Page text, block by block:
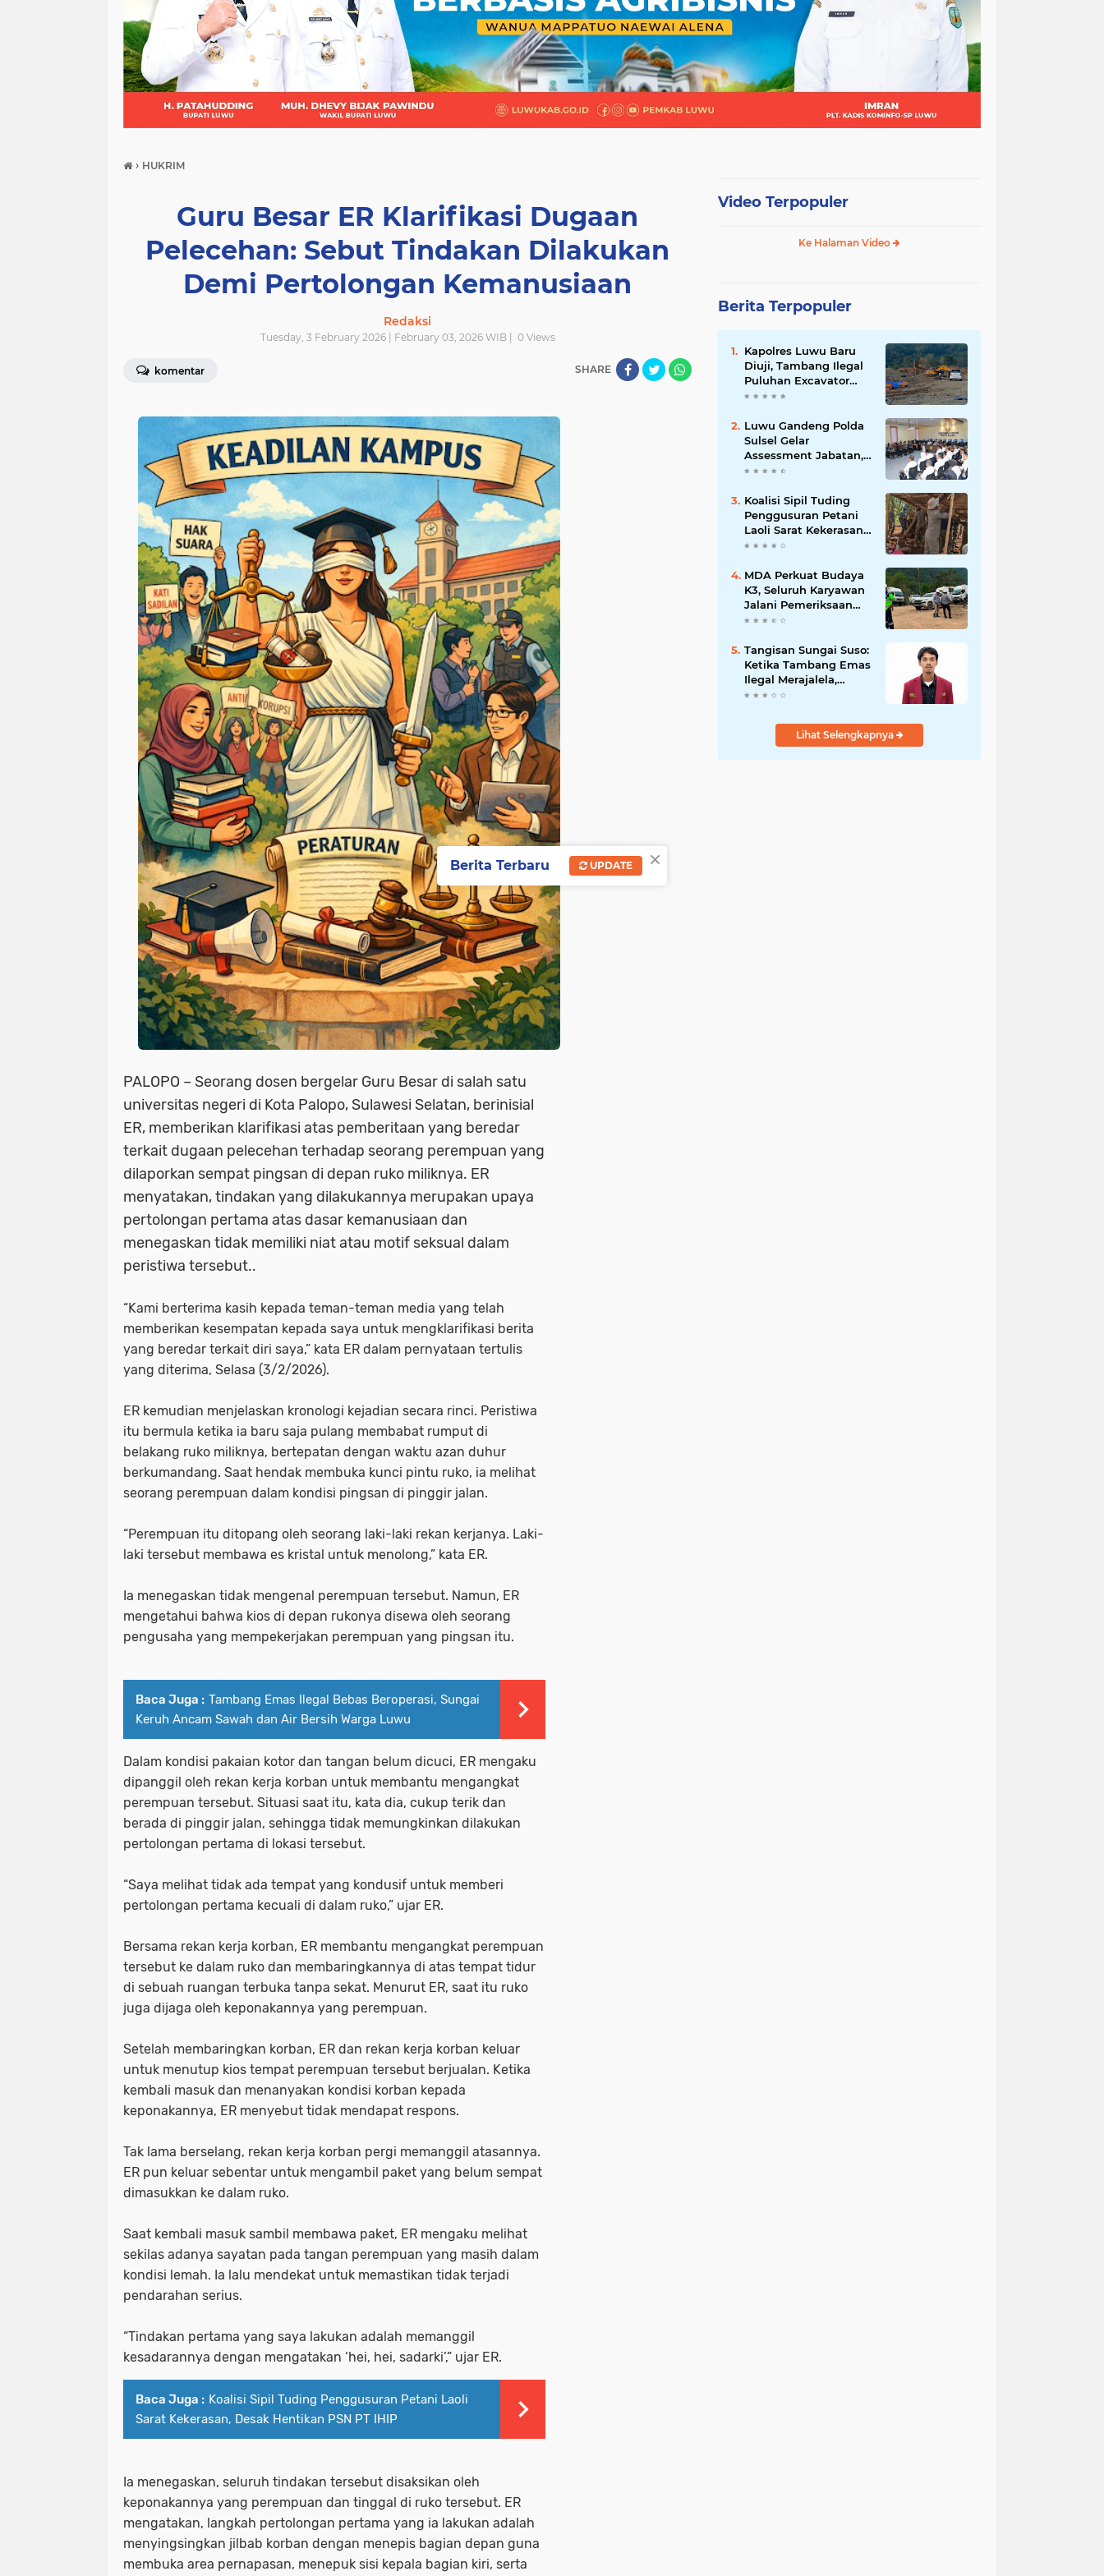
(21) (9) (7)
› HUKRIM
Guru Besar ER Klarifikasi Dugaan
Pelecehan: Sebut Tindakan Dilakukan
Demi Pertolongan Kemanusiaan
Redaksi
Tuesday, 3 February 2026 | February 03, 2026 WIB | 0Views
komentar SHARE
PALOPO – Seorang dosen bergelar Guru Besar di salah satu
universitas negeri di Kota Palopo, Sulawesi Selatan, berinisial
ER, memberikan klarifikasi atas pemberitaan yang beredar
terkait dugaan pelecehan terhadap seorang perempuan yang
dilaporkan sempat pingsan di depan ruko miliknya. ER
menyatakan, tindakan yang dilakukannya merupakan upaya
pertolongan pertama atas dasar kemanusiaan dan
menegaskan tidak memiliki niat atau motif seksual dalam
peristiwa tersebut..
“Kami berterima kasih kepada teman-teman media yang telah
memberikan kesempatan kepada saya untuk mengklarifikasi berita
yang beredar terkait diri saya,” kata ER dalam pernyataan tertulis
yang diterima, Selasa (3/2/2026).
ER kemudian menjelaskan kronologi kejadian secara rinci. Peristiwa
itu bermula ketika ia baru saja pulang membabat rumput di
belakang ruko miliknya, bertepatan dengan waktu azan duhur
berkumandang. Saat hendak membuka kunci pintu ruko, ia melihat
seorang perempuan dalam kondisi pingsan di pinggir jalan.
“Perempuan itu ditopang oleh seorang laki-laki rekan kerjanya. Laki-
laki tersebut membawa es kristal untuk menolong,” kata ER.
Ia menegaskan tidak mengenal perempuan tersebut. Namun, ER
mengetahui bahwa kios di depan rukonya disewa oleh seorang
pengusaha yang mempekerjakan perempuan yang pingsan itu.
Baca Juga : Tambang Emas Ilegal Bebas Beroperasi, Sungai
Keruh Ancam Sawah dan Air Bersih Warga Luwu
Dalam kondisi pakaian kotor dan tangan belum dicuci, ER mengaku
dipanggil oleh rekan kerja korban untuk membantu mengangkat
perempuan tersebut. Situasi saat itu, kata dia, cukup terik dan
berada di pinggir jalan, sehingga tidak memungkinkan dilakukan
pertolongan pertama di lokasi tersebut.
“Saya melihat tidak ada tempat yang kondusif untuk memberi
pertolongan pertama kecuali di dalam ruko,” ujar ER.
Bersama rekan kerja korban, ER membantu mengangkat perempuan
tersebut ke dalam ruko dan membaringkannya di atas tempat tidur
di sebuah ruangan terbuka tanpa sekat. Menurut ER, saat itu ruko
juga dijaga oleh keponakannya yang perempuan.
Setelah membaringkan korban, ER dan rekan kerja korban keluar
untuk menutup kios tempat perempuan tersebut berjualan. Ketika
kembali masuk dan menanyakan kondisi korban kepada
keponakannya, ER menyebut tidak mendapat respons.
Tak lama berselang, rekan kerja korban pergi memanggil atasannya.
ER pun keluar sebentar untuk mengambil paket yang belum sempat
dimasukkan ke dalam ruko.
Saat kembali masuk sambil membawa paket, ER mengaku melihat
sekilas adanya sayatan pada tangan perempuan yang masih dalam
kondisi lemah. Ia lalu mendekat untuk memastikan tidak terjadi
pendarahan serius.
“Tindakan pertama yang saya lakukan adalah memanggil
kesadarannya dengan mengatakan ‘hei, hei, sadarki’,” ujar ER.
Baca Juga : Koalisi Sipil Tuding Penggusuran Petani Laoli
Sarat Kekerasan, Desak Hentikan PSN PT IHIP
Ia menegaskan, seluruh tindakan tersebut disaksikan oleh
keponakannya yang perempuan dan tinggal di ruko tersebut. ER
mengatakan, langkah pertolongan pertama yang ia lakukan adalah
menyingsingkan jilbab korban dengan menepis bagian depan guna
membuka area pernapasan, menepuk sisi kepala bagian kiri, serta
Video Terpopuler
Ke Halaman Video
Berita Terpopuler
Kapolres Luwu Baru
Diuji, Tambang Ilegal
Puluhan Excavator
Masih Bebas
Luwu Gandeng Polda
Sulsel Gelar
Assessment Jabatan,
Perkuat Penempatan
Kompetensi
Koalisi Sipil Tuding
Penggusuran Petani
Laoli Sarat Kekerasan,
Desak Hentikan PSN
MDA Perkuat Budaya
K3, Seluruh Karyawan
Jalani Pemeriksaan
Sebelum Bekerja
Tangisan Sungai Suso:
Ketika Tambang Emas
Ilegal Merajalela,
Negara Seolah
Lihat Selengkapnya
×
Berita Terbaru UPDATE